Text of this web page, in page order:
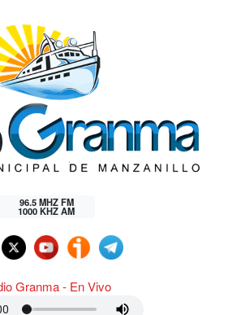
96.5 MHZ FM
1000 KHZ AM
Granma - En Vivo